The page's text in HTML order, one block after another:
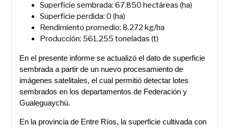
Superficie sembrada: 67.850 hectáreas (ha)
Superficie perdida: 0 (ha)
Rendimiento promedio: 8.272 kg/ha
Producción: 561.255 toneladas (t)
En el presente informe se actualizó el dato de superficie
sembrada a partir de un nuevo procesamiento de
imágenes satelitales, el cual permitió detectar lotes
sembrados en los departamentos de Federación y
Gualeguaychú.
En la provincia de Entre Ríos, la superficie cultivada con